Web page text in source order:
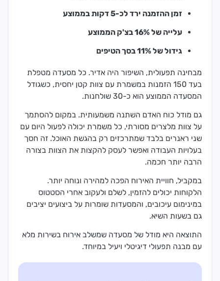
זמן ההזמנה ירד לכ-5 דקות בממוצע
עלייה של 16% בצ'ק הממוצע
גידול של 11% בסך הטיפים
מבחינה תפעולית, השיפור היה אדיר. כל מסעדה מטפלת
בעד 150 הזמנות במשמרת עם צוות קטן יחסית, כשגודל
המסעדה הממוצע הוא כ-30 שולחנות.
גם מודל כוח האדם השתנה משמעותית. במקום להסתמך
על צוות מלצרים מסורתי, כל משמרת יכולה לפעול היום עם
שני ראנרים בלבד שמתרכזים רק בהגשת האוכל. זה חסך
בעלויות העבודה ואפשר לעסק להקצות את הצוות בצורה
הרבה יותר חכמה.
במקביל, חוויית האירוח הפכה למהירה ונוחה יותר.
הלקוחות יכולים להזמין, לשלם ולעקוב אחרי הסטטוס
במינימום עיכובים, והמסעדות שומרות על ביצועים יציבים
גם בשעות השיא.
התוצאה היא מודל של מסעדה שמשלב אירוח בשירות מלא
עם מבנה תפעולי דיגיטלי ויעיל במיוחד.